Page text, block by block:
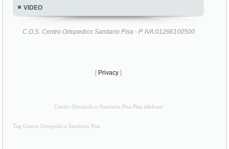
VIDEO
C.O.S. Centro Ortopedico Sanitario Pisa - P. IVA:01266100500
[ Privacy ]
Centro Ortopedico Sanitario Pisa Pisa telefono
Tag Centro Ortopedico Sanitario Pisa